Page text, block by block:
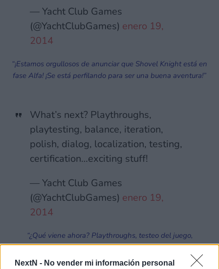
NextN - No vender mi información personal
— Yacht Club Games
(@YachtClubGames) enero 19,
2014
“¡Estamos orgullosos de anunciar que Shovel Knight está en
fase Alfa! ¡Se está perfilando para ser una buena aventura!”
What’s next? Playthroughs,
playtesting, balance, iteration,
polish, dialog, localization, testing,
certification…exciting stuff!
— Yacht Club Games
(@YachtClubGames) enero 19,
2014
“¿Qué viene ahora? Playthroughs, testeo del juego,
equilibrado, iteración, pulir, diálogos, localización, testeo,
permisos… ¡Algo muy emocionante!”